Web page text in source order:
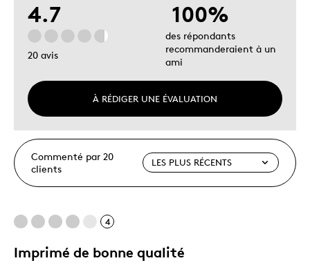
4.7
20 avis
À RÉDIGER UNE ÉVALUATION
100%
des répondants
recommanderaient à un
ami
Commenté par 20
clients
4
Imprimé de bonne qualité